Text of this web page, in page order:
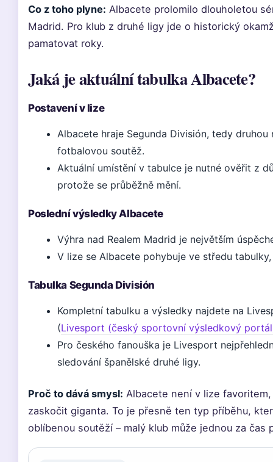
Co z toho plyne: Albacete prolomilo dlouholetou
Madrid. Pro klub z druhé ligy jde o historický
pamatovat roky.
Jaká je aktuální tabulka Albacete?
Postavení v lize
Albacete hraje Segunda División, tedy druhou
fotbalovou soutěž.
Aktuální umístění v tabulce je nutné ověřit z
protože se průběžně mění.
Poslední výsledky Albacete
Výhra nad Realem Madrid je největším
V lize se Albacete pohybuje ve středu
Tabulka Segunda División
Kompletní tabulku a výsledky najdete na
(Livesport (český sportovní výsledkový
Pro českého fanouška je Livesport
sledování španělské druhé ligy.
Proč to dává smysl: Albacete není v lize
zaskočit giganta. To je přesně ten typ příběhu,
oblíbenou soutěží – malý klub může jednou za čas